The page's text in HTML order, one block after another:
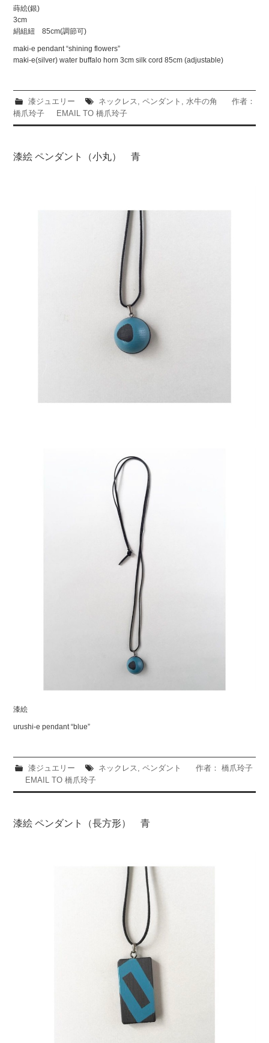
蒔絵(銀)
3cm
絹組紐 85cm(調節可)
maki-e pendant “shining flowers”
maki-e(silver) water buffalo horn 3cm silk cord 85cm (adjustable)
漆ジュエリー ネックレス ペンダント 水牛の角
作者：
橋爪玲子
EMAIL TO 橋爪玲子
漆絵 ペンダント（小丸） 青
漆絵
urushi-e pendant “blue”
漆ジュエリー ネックレス , ペンダント
作者： 橋爪玲子
EMAIL TO 橋爪玲子
漆絵 ペンダント（長方形） 青